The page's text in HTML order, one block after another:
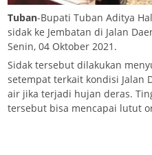
Tuban-Bupati Tuban Aditya
sidak ke Jembatan di Jalan
Senin, 04 Oktober 2021.
Sidak tersebut dilakukan
setempat terkait kondisi Jalan
air jika terjadi hujan deras.
tersebut bisa mencapai lutut